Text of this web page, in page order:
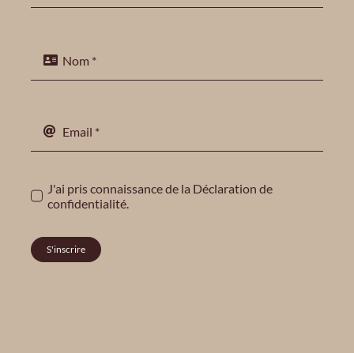
J'ai pris connaissance de la Déclaration de
confidentialité.
S'inscrire